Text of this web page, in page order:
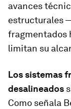
avances
estructurales
fragmentados
limitan su
Los sistemas
desalineados
Como señala